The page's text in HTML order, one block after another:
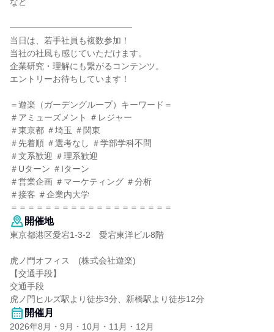
────────────────────
当日は、若手社員も複数参加！
当社の社風も感じていただけます。
企業研究・理解にも繋がるコンテンツ。
エントリーお待ちしています！
＝遊楽（ガーデングループ）キーワード＝
＃アミューズメント ＃レジャー
＃東京都 ＃埼玉 ＃関東
＃先着順 ＃選考なし ＃学部学科不問
＃文系歓迎 ＃理系歓迎
＃Uターン ＃Iターン
＃営業企画 ＃マーケティング ＃分析
＃接客 ＃企業内大学
＝＝＝＝＝＝＝＝＝＝＝＝＝＝＝＝＝＝＝
開催地
東京都港区愛宕1-3-2 愛宕東洋ビル8階
虎ノ門オフィス (株式会社遊楽)
【交通手段】
交通手段
虎ノ門ヒルズ駅より徒歩3分、新橋駅より徒歩12分
開催月
2026年8月・9月・10月・11月・12月